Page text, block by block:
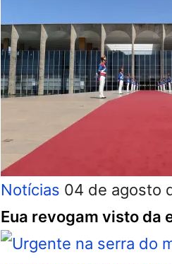
Notícias 04 de agosto
Eua revogam visto da